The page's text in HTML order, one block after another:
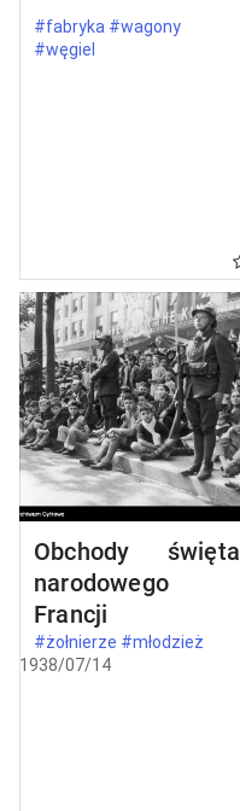
#fabryka #wagony
#węgiel
Obchody święta
narodowego
Francji
#żołnierze #młodzież
1938/07/14